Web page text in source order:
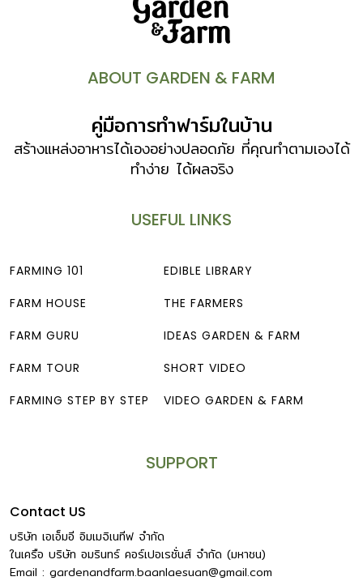
ABOUT GARDEN & FARM
คู่มือการทำฟาร์มในบ้าน
สร้างแหล่งอาหารได้เองอย่างปลอดภัย ที่คุณทำตามเองได้
ทำง่าย ได้ผลจริง
USEFUL LINKS
FARMING 101
FARM HOUSE
FARM GURU
FARM TOUR
FARMING STEP BY STEP
EDIBLE LIBRARY
THE FARMERS
IDEAS GARDEN & FARM
SHORT VIDEO
VIDEO GARDEN & FARM
SUPPORT
Contact US
บริษัท เอเอ็มอี อิมเมจิเนทีฟ จำกัด
ในเครือ บริษัท อมรินทร์ คอร์เปอเรชั่นส์ จำกัด (มหาชน)
Email : gardenandfarm.baanlaesuan@gmail.com